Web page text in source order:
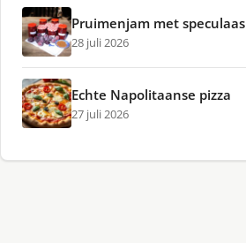
Pruimenjam met
28 juli 2026
Echte Napolitaanse pizza
27 juli 2026